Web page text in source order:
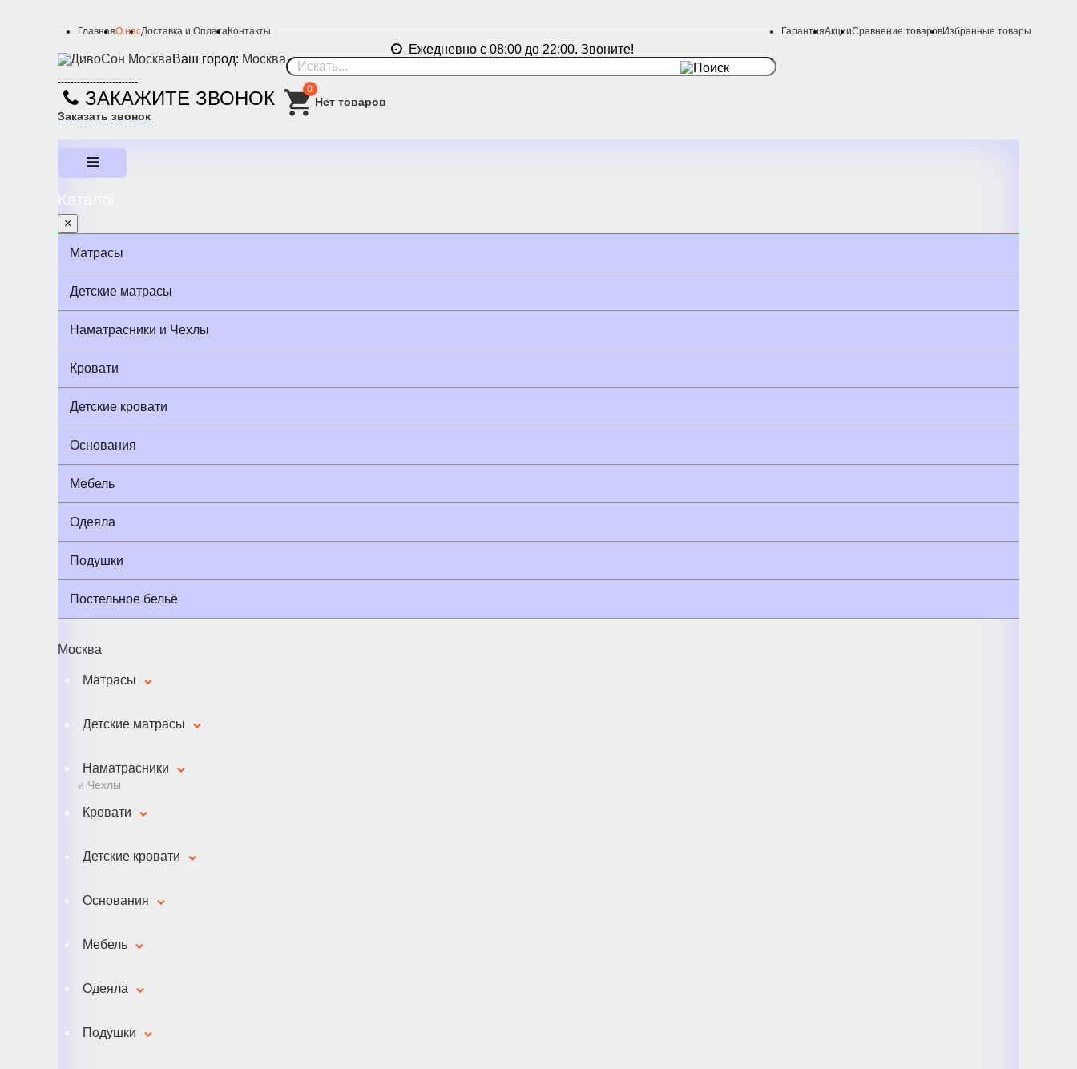
ГлавнаяО насДоставка и ОплатаКонтакты ГарантияАкцииСравнение товаровИзбранные товары
Ваш город: Москва
Ежедневно с 08:00 до 22:00. Звоните!
-------------------------
ЗАКАЖИТЕ ЗВОНОК
Заказать звонок
0
Каталог
×
Матрасы
Детские матрасы
Наматрасники и Чехлы
Кровати
Детские кровати
Основания
Мебель
Одеяла
Подушки
Постельное бельё
Москва
Матрасы
Детские матрасы
Наматрасники
и Чехлы
Кровати
Детские кровати
Основания
Мебель
Одеяла
Подушки